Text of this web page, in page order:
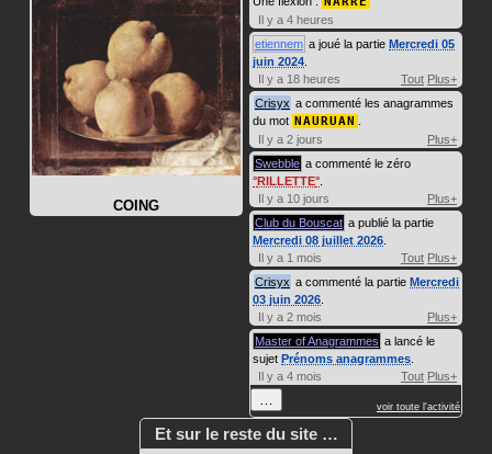
COING
Il y a 4 heures
etiennem a joué la partie Mercredi 05
juin 2024
Il y a 18 heures
Tout Plus+
Crisyx a commenté les anagrammes
du mot NAURUAN
Il y a 2 jours
Plus+
Swebble a commenté le zéro
RILLETTE
Il y a 10 jours
Plus+
Club du Bouscat a publié la partie
Mercredi 08 juillet 2026
Il y a 1 mois
Tout Plus+
Crisyx a commenté la partie Mercredi
03 juin 2026
Il y a 2 mois
Plus+
Master of Anagrammes a lancé le
sujet Prénoms anagrammes
Il y a 4 mois
Tout Plus+
… voir toute l'activité
Et sur le reste du site …